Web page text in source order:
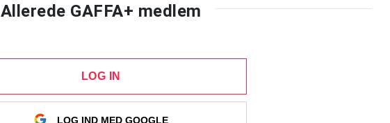
Allerede GAFFA+ medlem
LOG IN
LOG IND MED GOOGLE